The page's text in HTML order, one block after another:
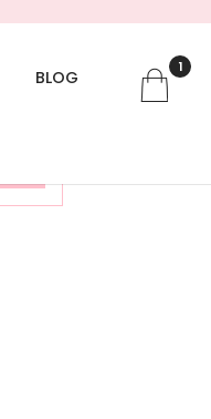
BLOG 1